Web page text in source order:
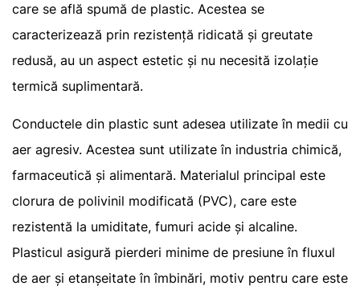
care se află spumă de plastic. Acestea se
caracterizează prin rezistență ridicată și greutate
redusă, au un aspect estetic și nu necesită izolație
termică suplimentară.
Conductele din plastic sunt adesea utilizate în medii cu
aer agresiv. Acestea sunt utilizate în industria chimică,
farmaceutică și alimentară. Materialul principal este
clorura de polivinil modificată (PVC), care este
rezistentă la umiditate, fumuri acide și alcaline.
Plasticul asigură pierderi minime de presiune în fluxul
de aer și etanșeitate în îmbinări, motiv pentru care este